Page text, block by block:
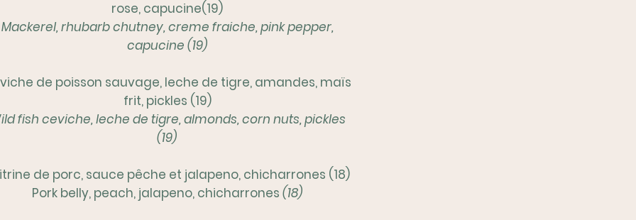
rose, capucine(19)
Mackerel, rhubarb chutney, creme fraiche, pink pepper,
capucine (19)
de poisson sauvage, leche de tigre, amandes, maïs
frit, pickles (19)
fish ceviche, leche de tigre, almonds, corn nuts, pickles
(19)
de porc, sauce pêche et jalapeno, chicharrones (18)
Pork belly, peach, jalapeno, chicharrones (18)